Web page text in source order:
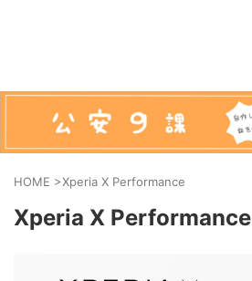
HOME >Xperia X Performance
Xperia X Performance